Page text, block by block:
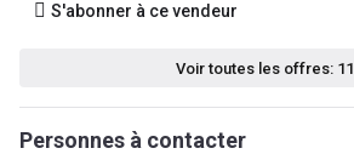
S'abonner à ce vendeur
Voir toutes les offres: 11
Personnes à contacter